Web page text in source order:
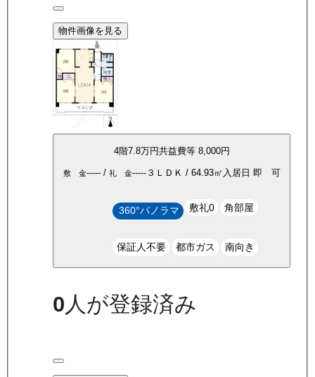
物件画像を見る
4階7.8万円共益費等 8,000円
敷 金-----/ 礼 金-----３ＬＤＫ / 64.93㎡ 入居日 即 可
360°パノラマ 敷礼0 角部屋
保証人不要 都市ガス 南向き
0人が登録済み